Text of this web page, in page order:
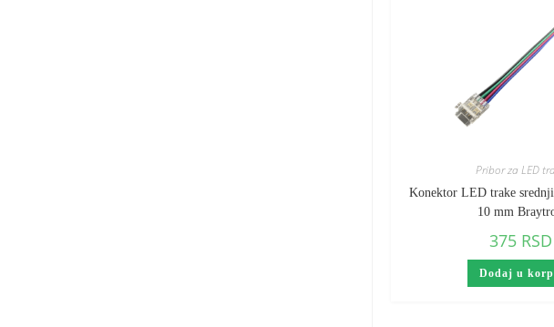
Pribor za LED
Konektor LED trake
10 mm
375 RSD
Dodaj u